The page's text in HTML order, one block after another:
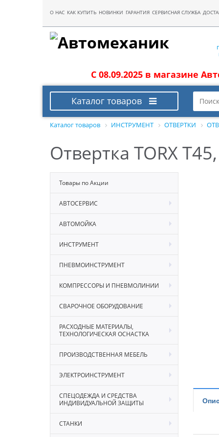
О НАС КАК КУПИТЬ НОВИНКИ ГАРАНТИЯ СЕРВИСНАЯ СЛУЖБА
С 08.09.2025 в магазине
Каталог товаров
Каталог товаров ИНСТРУМЕНТ ОТВЕРТКИ
Отвертка TORX
Товары по Акции
АВТОСЕРВИС
АВТОМОЙКА
ИНСТРУМЕНТ
ПНЕВМОИНСТРУМЕНТ
КОМПРЕССОРЫ И ПНЕВМОЛИНИИ
СВАРОЧНОЕ ОБОРУДОВАНИЕ
РАСХОДНЫЕ МАТЕРИАЛЫ,
ТЕХНОЛОГИЧЕСКАЯ ОСНАСТКА
ПРОИЗВОДСТВЕННАЯ МЕБЕЛЬ
ЭЛЕКТРОИНСТРУМЕНТ
СПЕЦОДЕЖДА И СРЕДСТВА
ИНДИВИДУАЛЬНОЙ ЗАЩИТЫ
СТАНКИ